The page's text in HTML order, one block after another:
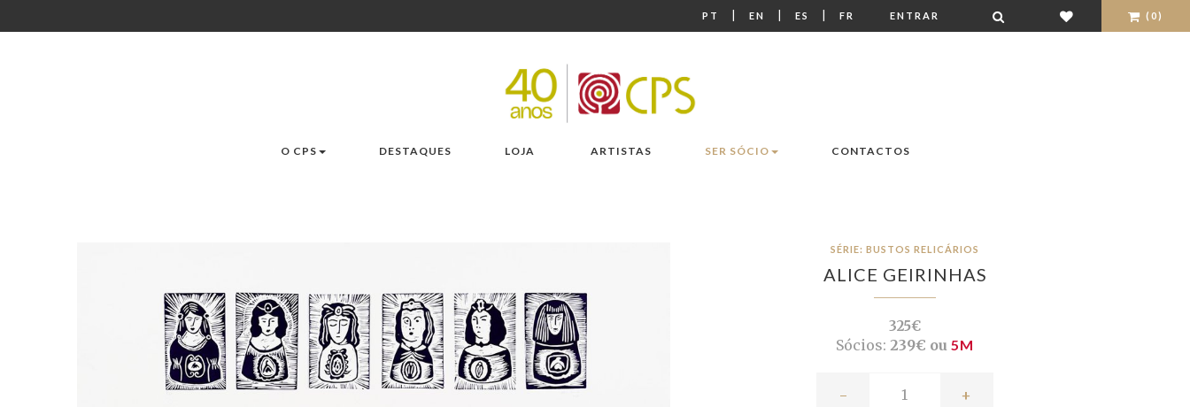
PT | EN | ES | FR ENTRAR (0)
O CPS DESTAQUES LOJA ARTISTAS SER SÓCIO CONTACTOS
SÉRIE: BUSTOS RELICÁRIOS
ALICE GEIRINHAS
325€
Sócios: 239€ ou 5M
- +